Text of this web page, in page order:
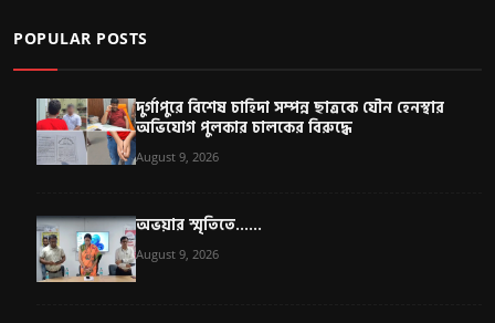
POPULAR POSTS
দুর্গাপুরে বিশেষ চাহিদা সম্পন্ন ছাত্রকে যৌন হেনস্থার
অভিযোগ পুলকার চালকের বিরুদ্ধে
August 9, 2026
অভয়ার স্মৃতিতে......
August 9, 2026